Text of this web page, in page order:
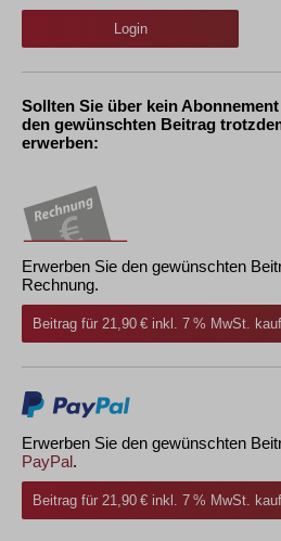
Login
Sollten Sie über kein
den gewünschten Beitrag
erwerben:
Erwerben Sie den gewünschten
Rechnung.
Beitrag für 21,90 € inkl. 7 % MwSt.
Erwerben Sie den gewünschten
PayPal.
Beitrag für 21,90 € inkl. 7 % MwSt.